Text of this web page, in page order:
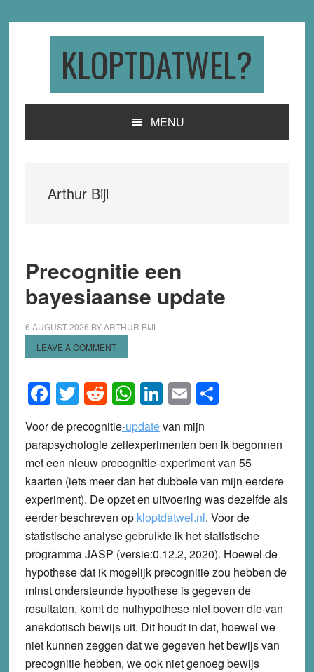
KLOPTDATWEL?
MENU
Arthur Bijl
Precognitie een
bayesiaanse update
6 AUGUST 2026 BYARTHUR BIJL
LEAVE A COMMENT
Facebook
Twitter
Reddit
WhatsApp
LinkedIn
EmailShare
Voor deprecognitie-updatevan mijn
parapsychologie zelfexperimenten ben ik begonnen
met een nieuw precognitie-experiment van 55
kaarten (iets meer dan het dubbele van mijn eerdere
experiment). De opzet en uitvoering was dezelfde als
eerder beschreven op kloptdatwel.nl. Voor de
statistische analyse gebruikte ik het statistische
programma JASP (versie:0.12.2, 2020). Hoewel de
hypothese dat ik mogelijk precognitie zou hebben de
minst ondersteunde hypothese is gegeven de
resultaten, komt de nulhypothese niet boven die van
anekdotisch bewijs uit. Dit houdt in dat, hoewel we
niet kunnen zeggen dat we gegeven het bewijs van
precognitie hebben, we ook niet genoeg bewijs